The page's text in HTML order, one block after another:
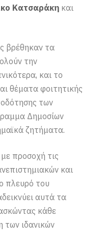
Κατσαράκη και
βρέθηκαν τα
την
και το
θέματα φοιτητικής
των
Δημοσίων
ζητήματα.
προσοχή τις
και
πλευρό του
αυτά τα
κάθε
των ιδανικών